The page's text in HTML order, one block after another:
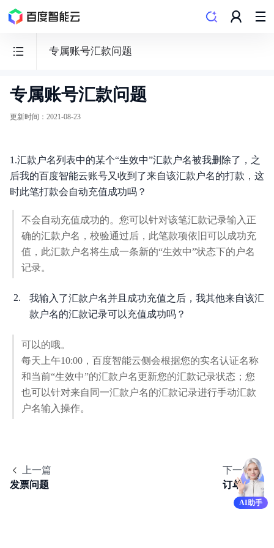
专属账号汇款问题
财
务
Finance
概述
订单管理
账单管理
成本管理
发票
API参考
专属账号汇款问题
更新时间 ： 2021-08-23
1.汇款户名列表中的某个“生效中”汇款户名被我删除了，之
后我的百度智能云账号又收到了来自该汇款户名的打款，这
时此笔打款会自动充值成功吗？
不会自动充值成功的。您可以针对该笔汇款记录输入正
确的汇款户名，校验通过后，此笔款项依旧可以成功充
值，此汇款户名将生成一条新的“生效中”状态下的户名
记录。
我输入了汇款户名并且成功充值之后，我其他来自该汇
款户名的汇款记录可以充值成功吗？
可以的哦。
每天上午10:00，百度智能云侧会根据您的实名认证名称
和当前“生效中”的汇款户名更新您的汇款记录状态；您
也可以针对来自同一汇款户名的汇款记录进行手动汇款
户名输入操作。
上一篇
发票问题
下一篇
订单问题
AI助手